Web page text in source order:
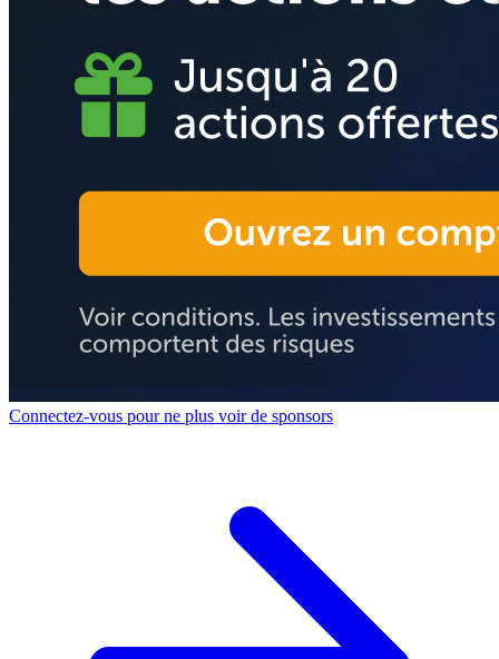
Connectez-vous pour ne plus voir de sponsors